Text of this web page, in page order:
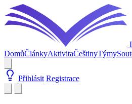
DomůČlánkyAktivitaČeštinyTýmy
Přihlásit Registrace